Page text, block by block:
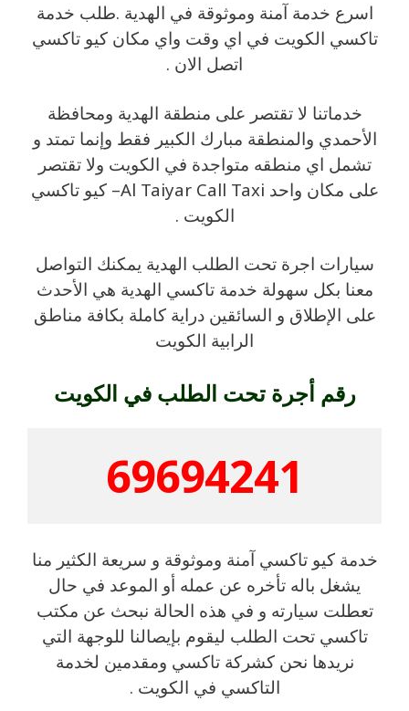
اسرع خدمة آمنة وموثوقة في الهدية .طلب خدمة
تاكسي الكويت في اي وقت واي مكان كيو تاكسي
اتصل الان .
خدماتنا لا تقتصر على منطقة الهدية ومحافظة
الأحمدي والمنطقة مبارك الكبير فقط وإنما تمتد و
تشمل اي منطقه متواجدة في الكويت ولا تقتصر
على مكان واحد Al Taiyar Call Taxi– كيو تاكسي
الكويت .
سيارات اجرة تحت الطلب الهدية يمكنك التواصل
معنا بكل سهولة خدمة تاكسي الهدية هي الأحدث
على الإطلاق و السائقين دراية كاملة بكافة مناطق
الرابية الكويت
رقم أجرة تحت الطلب في الكويت
69694241
خدمة كيو تاكسي آمنة وموثوقة و سريعة الكثير منا
يشغل باله تأخره عن عمله أو الموعد في حال
تعطلت سيارته و في هذه الحالة نبحث عن مكتب
تاكسي تحت الطلب ليقوم بإيصالنا للوجهة التي
نريدها نحن كشركة تاكسي ومقدمين لخدمة
التاكسي في الكويت .